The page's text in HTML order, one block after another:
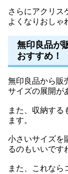
さらにアクリス
よくなりおしゃ
無印良品が
おすすめ！
無印良品から販
サイズの展開が
また、収納する
ます。
小さいサイズを
るのもいいです
また、これなら